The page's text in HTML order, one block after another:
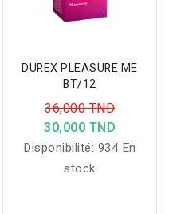
DUREX PLEASURE ME
BT/12
36,000 TND
30,000 TND
Disponibilité: 934 En
stock